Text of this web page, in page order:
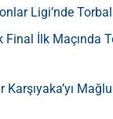
Ligi’nde
Final İlk Maçında
Karşıyaka’yı